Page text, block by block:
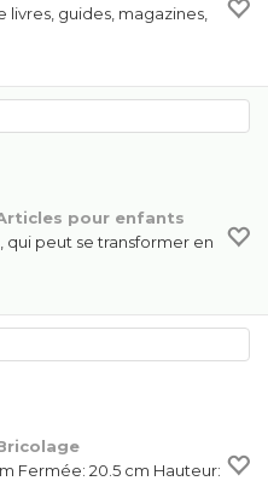
guides, magazines,
pour enfants
peut se transformer en
Fermée: 20.5 cm Hauteur: